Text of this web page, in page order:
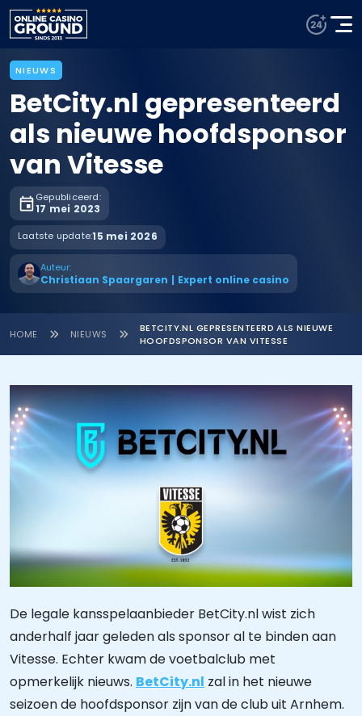
NIEUWS
BetCity.nl gepresenteerd
als nieuwe hoofdsponsor
van Vitesse
Gepubliceerd:
17 mei 2023
Laatste update:15 mei 2026
Auteur:
Christiaan Spaargaren | Expert online casino
HOME NIEUWS
BETCITY.NL GEPRESENTEERD ALS NIEUWE
HOOFDSPONSOR VAN VITESSE
De legale kansspelaanbieder BetCity.nl wist zich
anderhalf jaar geleden als sponsor al te binden aan
Vitesse. Echter kwam de voetbalclub met
opmerkelijk nieuws. BetCity.nl zal in het nieuwe
seizoen de hoofdsponsor zijn van de club uit Arnhem.